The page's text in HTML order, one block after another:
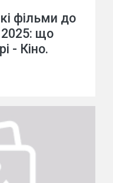
фільми до
що
- Кіно.